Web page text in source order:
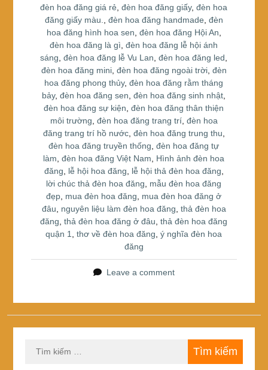
đèn hoa đăng giá rẻ ,đèn hoa đăng giấy,đèn hoa
đăng giấy màu.
đèn hoa đăng handmade đèn
hoa đăng hình hoa sen đèn hoa đăng Hội An
đèn hoa đăng là gì ,đèn hoa đăng lễ hội ánh
sáng ,đèn hoa đăng lễ Vu Lan ,đèn hoa đăng led
đèn hoa đăng mini, đèn hoa đăng ngoài trời, đèn
hoa đăng phong thủy,đèn hoa đăng rằm tháng
bảy,đèn hoa đăng sen ,đèn hoa đăng sinh nhật
đèn hoa đăng sự kiện ,đèn hoa đăng thân thiện
môi trường đèn hoa đăng trang trí, đèn hoa
đăng trang trí hồ nước, đèn hoa đăng trung thu
đèn hoa đăng truyền thống ,đèn hoa đăng tự
làm ,đèn hoa đăng Việt Nam
Hình ảnh đèn hoa
đăng
lễ hội hoa đăng lễ hội thả đèn hoa đăng
lời chúc thả đèn hoa đăng
mẫu đèn hoa đăng
đẹp mua đèn hoa đăng
mua đèn hoa đăng ở
đâu
nguyên liệu làm đèn hoa đăng thả đèn hoa
đăng ,thả đèn hoa đăng ở đâu ,thả đèn hoa đăng
quận 1
,thơ về đèn hoa đăng ,ý nghĩa đèn hoa
đăng
Leave a comment
kiếm